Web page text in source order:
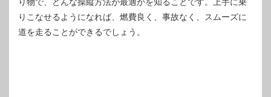
りこなせるようになれば、燃費良く、事故なく、スムーズに
道を走ることができるでしょう。